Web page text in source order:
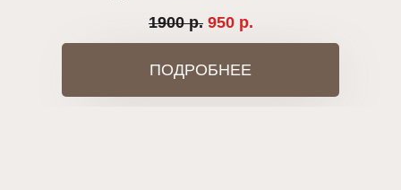
ПОДРОБНЕЕ
1900 р. 950 р.